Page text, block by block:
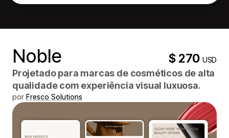
Noble $ 270USD
Projetado para marcas de cosméticos de alta
qualidade com experiência visual luxuosa.
por Fresco Solutions